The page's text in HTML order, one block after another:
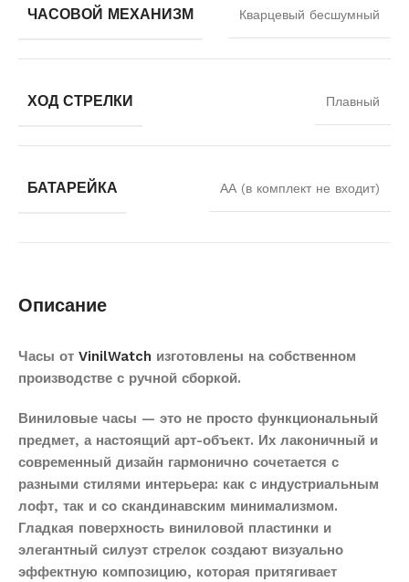
ЧАСОВОЙ МЕХАНИЗМ Кварцевый бесшумный
ХОД СТРЕЛКИ Плавный
БАТАРЕЙКА АА (в комплект не входит)
Описание
Часы от VinilWatch изготовлены на собственном
производстве с ручной сборкой.
Виниловые часы — это не просто функциональный
предмет, а настоящий арт-объект. Их лаконичный и
современный дизайн гармонично сочетается с
разными стилями интерьера: как с индустриальным
лофт, так и со скандинавским минимализмом.
Гладкая поверхность виниловой пластинки и
элегантный силуэт стрелок создают визуально
эффектную композицию, которая притягивает